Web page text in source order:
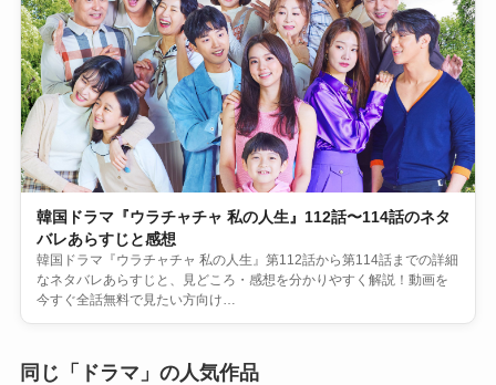
韓国ドラマ『ウラチャチャ 私の人生』112話〜114話のネタ
バレあらすじと感想
韓国ドラマ『ウラチャチャ 私の人生』第112話から第114話までの詳細
なネタバレあらすじと、見どころ・感想を分かりやすく解説！動画を
今すぐ全話無料で見たい方向け…
同じ「ドラマ」の人気作品